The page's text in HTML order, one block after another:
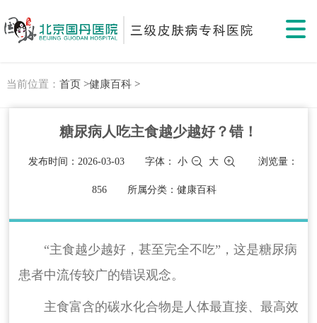
当前位置： 首页 >健康百科 >
糖尿病人吃主食越少越好？错！
发布时间：2026-03-03 字体：小 大 浏览量：
856 所属分类：健康百科
“主食越少越好，甚至完全不吃”，这是糖尿病
患者中流传较广的错误观念。
主食富含的碳水化合物是人体最直接、最高效